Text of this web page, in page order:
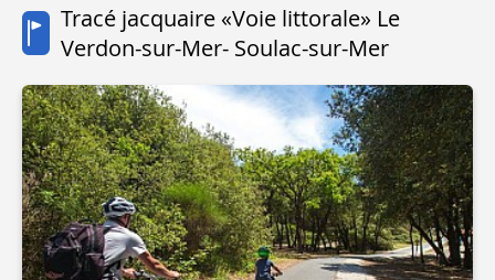
Tracé jacquaire «Voie littorale» Le
Verdon-sur-Mer- Soulac-sur-Mer